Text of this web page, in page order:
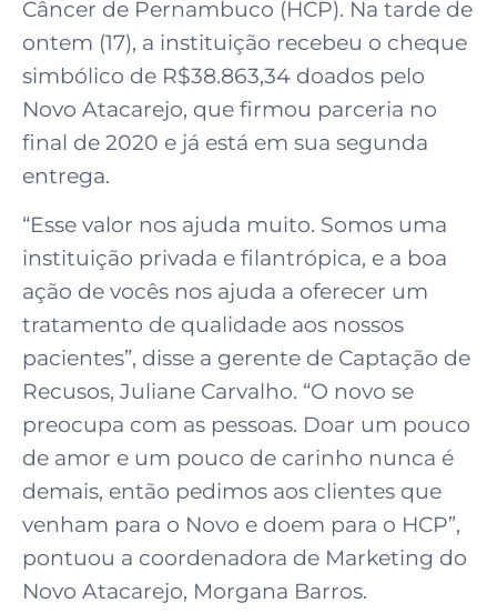
Câncer de Pernambuco (HCP). Na tarde de
ontem (17), a instituição recebeu o cheque
simbólico de R$38.863,34 doados pelo
Novo Atacarejo, que firmou parceria no
final de 2020 e já está em sua segunda
entrega.
“Esse valor nos ajuda muito. Somos uma
instituição privada e filantrópica, e a boa
ação de vocês nos ajuda a oferecer um
tratamento de qualidade aos nossos
pacientes”, disse a gerente de Captação de
Recusos, Juliane Carvalho. “O novo se
preocupa com as pessoas. Doar um pouco
de amor e um pouco de carinho nunca é
demais, então pedimos aos clientes que
venham para o Novo e doem para o HCP”,
pontuou a coordenadora de Marketing do
Novo Atacarejo, Morgana Barros.